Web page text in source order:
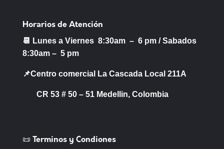
Horarios de Atención
📆 Lunes a Viernes 8:30am – 6 pm /Sabados
8:30am – 5 pm
📌Centro comercial La Cascada Local 211A
CR 53 # 50 – 51 Medellin, Colombia
📜 Terminos y Condiones